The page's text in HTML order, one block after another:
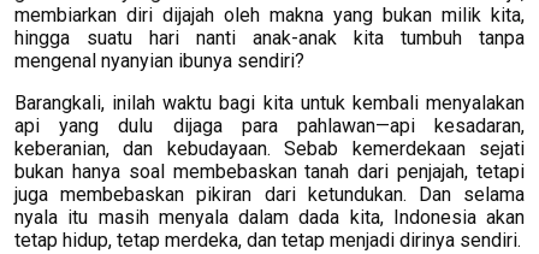
membiarkan diri dijajah oleh makna yang bukan milik kita,
hingga suatu hari nanti anak-anak kita tumbuh tanpa
mengenal nyanyian ibunya sendiri?
Barangkali, inilah waktu bagi kita untuk kembali menyalakan
api yang dulu dijaga para pahlawan—api kesadaran,
keberanian, dan kebudayaan. Sebab kemerdekaan sejati
bukan hanya soal membebaskan tanah dari penjajah, tetapi
juga membebaskan pikiran dari ketundukan. Dan selama
nyala itu masih menyala dalam dada kita, Indonesia akan
tetap hidup, tetap merdeka, dan tetap menjadi dirinya sendiri.